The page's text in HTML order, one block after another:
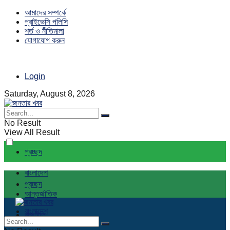
আমাদের সম্পর্কে
প্রাইভেসি পলিসি
শর্ত ও নীতিমালা
যোগাযোগ করুন
Login
Saturday, August 8, 2026
No Result
View All Result
প্রচ্ছদ
বাংলাদেশ
আন্তর্জাতিক
রাজনীতি
প্রচ্ছদ
বাংলাদেশ